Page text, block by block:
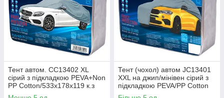
Тент автом. CC13402 XL
сірий з підкладкою PEVA+Non
PP Cotton/533х178х119 к.з
Тент (чохол) автом JC13401
XXL на джип/мінівен сірий з
підкладкою PEVA/PP Cotton
508х196х152 к.з.